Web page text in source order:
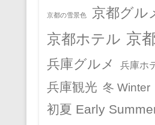
京都の雪景色 京都グル
京都ホテル 京
兵庫グルメ 兵庫ホ
兵庫観光 冬 Winter
初夏 Early